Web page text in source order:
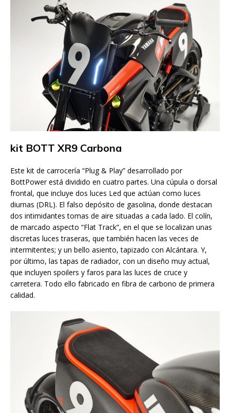
kit BOTT XR9 Carbona
Este kit de carrocería “Plug & Play” desarrollado por
BottPower está dividido en cuatro partes. Una cúpula o dorsal
frontal, que incluye dos luces Led que actúan como luces
diurnas (DRL). El falso depósito de gasolina, donde destacan
dos intimidantes tomas de aire situadas a cada lado. El colín,
de marcado aspecto “Flat Track”, en el que se localizan unas
discretas luces traseras, que también hacen las veces de
intermitentes; y un bello asiento, tapizado con Alcántara. Y,
por último, las tapas de radiador, con un diseño muy actual,
que incluyen spoilers y faros para las luces de cruce y
carretera. Todo ello fabricado en fibra de carbono de primera
calidad.